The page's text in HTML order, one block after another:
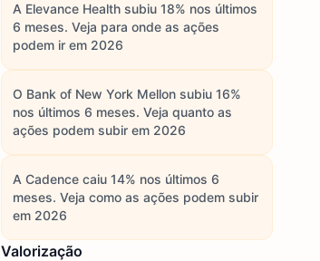
A Elevance Health subiu 18% nos últimos
6 meses. Veja para onde as ações
podem ir em 2026
O Bank of New York Mellon subiu 16%
nos últimos 6 meses. Veja quanto as
ações podem subir em 2026
A Cadence caiu 14% nos últimos 6
meses. Veja como as ações podem subir
em 2026
Valorização